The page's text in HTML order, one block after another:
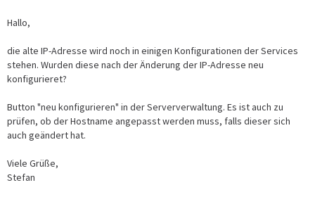
Hallo,
die alte IP-Adresse wird noch in einigen Konfigurationen der Services
stehen. Wurden diese nach der Änderung der IP-Adresse neu
konfigurieret?
Button "neu konfigurieren" in der Serververwaltung. Es ist auch zu
prüfen, ob der Hostname angepasst werden muss, falls dieser sich
auch geändert hat.
Viele Grüße,
Stefan